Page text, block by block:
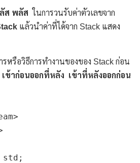
ส พลัส
ในการวนรับค่าตัวเลขจาก
แล้วนำค่าที่ได้จาก Stack แสดง
หรือวิธีการทำงานของของ Stack ก่อน
เข้าก่อนออกที่หลัง เข้าที่หลังออกก่อน
std;